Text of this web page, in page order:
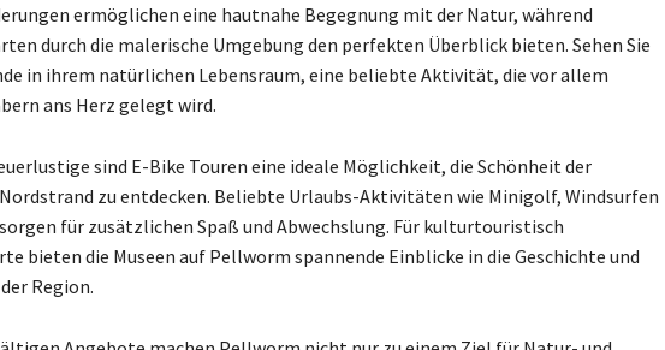
ermöglichen eine hautnahe Begegnung mit der Natur, während
durch die malerische Umgebung den perfekten Überblick bieten. Sehen Sie
in ihrem natürlichen Lebensraum, eine beliebte Aktivität, die vor allem
ans Herz gelegt wird.
sind E-Bike Touren eine ideale Möglichkeit, die Schönheit der
zu entdecken. Beliebte Urlaubs-Aktivitäten wie Minigolf, Windsurfen
für zusätzlichen Spaß und Abwechslung. Für kulturtouristisch
bieten die Museen auf Pellworm spannende Einblicke in die Geschichte und
Region.